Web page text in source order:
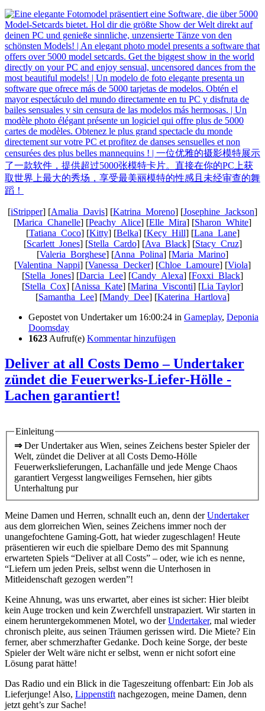
[iStripper] [Amalia_Davis] [Katrina_Moreno] [Josephine_Jackson]
[Marica_Chanelle] [Peachy_Alice] [Elle_Mira] [Sharon_White]
[Tatiana_Coco] [Kitty] [Belka] [Kecy_Hill] [Lana_Lane]
[Scarlett_Jones] [Stella_Cardo] [Ava_Black] [Stacy_Cruz]
[Valeria_Borghese] [Anna_Polina] [Maria_Marino]
[Valentina_Nappi] [Vanessa_Decker] [Chloe_Lamoure] [Viola]
[Stella_Jones] [Darcia_Lee] [Candy_Alexa] [Foxxi_Black]
[Stella_Cox] [Anissa_Kate] [Marina_Visconti] [Lia Taylor]
[Samantha_Lee] [Mandy_Dee] [Katerina_Hartlova]
Gepostet von Undertakerum 16:00:24 in Gameplay, Deponia
Doomsday
1623 Aufruf(e) Kommentar hinzufügen
Deliver at all Costs Demo – Undertaker
zündet die Feuerwerks-Liefer-Hölle -
Lachen garantiert!
Einleitung
⇒Der Undertaker aus Wien, seines Zeichens bester Spieler der
Welt, zündet die Deliver at all Costs Demo-Hölle
Feuerwerkslieferungen, Lachanfälle und jede Menge Chaos
garantiert Vergesst langweiliges Fernsehen, hier gibts
Unterhaltung pur
Meine Damen und Herren, schnallt euch an, denn derUndertaker
aus dem glorreichen Wien, seines Zeichens immer noch der
unangefochtene Gaming-Gott, hat wieder zugeschlagen! Heute
präsentieren wir euch die spielbare Demo des mit Spannung
erwarteten Spiels “Deliver at all Costs” – oder, wie ich es nenne,
“Liefern um jeden Preis, selbst wenn die Unterhosen in
Mitleidenschaft gezogen werden”!
Keine Ahnung, was uns erwartet, aber eines ist sicher: Hier bleibt
kein Auge trocken und kein Zwerchfell unstrapaziert. Wir starten in
einem heruntergekommenen Motel, wo derUndertaker, mal wieder
chronisch pleite, aus seinen Träumen gerissen wird. Die Miete? Ein
ferner, aber schmerzhafter Gedanke. Doch keine Sorge, der beste
Spieler der Welt wäre nicht er selbst, wenn er nicht sofort eine
Lösung parat hätte!
Das Radio und ein Blick in die Tageszeitung offenbart: Ein Job als
Lieferjunge! Also, Lippenstiftnachgezogen, meine Damen, denn
jetzt geht’s zur Sache!